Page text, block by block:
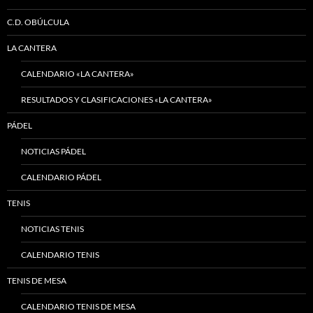
C.D. OBÚLCULA
LA CANTERA
CALENDARIO «LA CANTERA»
RESULTADOS Y CLASIFICACIONES «LA CANTERA»
PÁDEL
NOTICIAS PÁDEL
CALENDARIO PÁDEL
TENIS
NOTICIAS TENIS
CALENDARIO TENIS
TENIS DE MESA
CALENDARIO TENIS DE MESA